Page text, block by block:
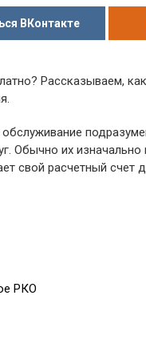
ВКонтакте
Рассказываем,
Обычно их изначально
свой расчетный счет
РКО